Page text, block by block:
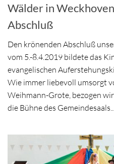
Wälder in
Abschluß
Den krönenden Abschluß
vom 5.-8.4.2019 bildete das
evangelischen
Wie immer liebevoll umsorgt
Weihmann-Grote, bezogen
die Bühne des Gemeindesaals....